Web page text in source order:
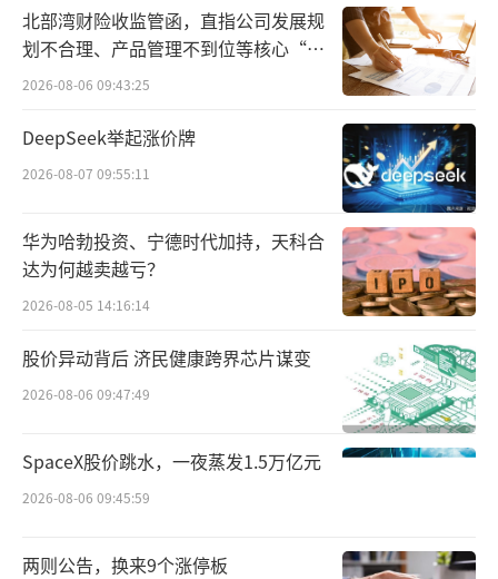
以及百单运费险补贴等多重权益。
此外，抖音电商从算力投入、技术工具等
商家实时掌握运营全貌；投入亿级算力资源，
向商家限时免费开放飞鸽智能客服，24小时在
线值守，可节省约70%人力成本；加强售后挽
单助手能力，助力商家降低退货率；开放AIGC
技术工具，帮助商家高效制作短视频、商品图
文等内容，辅助消费者快速做出决策。
为进一步降低商家经营成本，提升商家利
润，平台推出了“大促物流保障服务”，保障
商家履约效率；抖音月付提供“大促专属分期
免息费率优惠”，为商家提供多种免息方案，
空间。
北部湾财险收监管函，直指公司发展规
划不合理、产品管理不到位等核心“痛
点”
2026-08-06 09:43:25
DeepSeek举起涨价牌
2026-08-07 09:55:11
华为哈勃投资、宁德时代加持，天科合
达为何越卖越亏？
2026-08-05 14:16:14
股价异动背后 济民健康跨界芯片谋变
2026-08-06 09:47:49
SpaceX股价跳水，一夜蒸发1.5万亿元
2026-08-06 09:45:59
两则公告，换来9个涨停板